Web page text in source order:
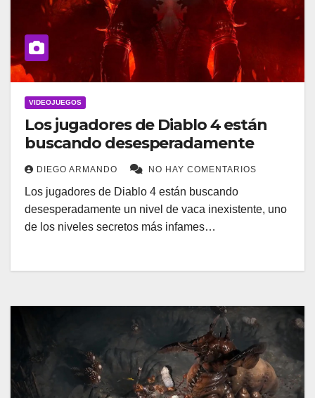
VIDEOJUEGOS
Los jugadores de Diablo 4 están
buscando desesperadamente
DIEGO ARMANDO NO HAY COMENTARIOS
Los jugadores de Diablo 4 están buscando
desesperadamente un nivel de vaca inexistente, uno
de los niveles secretos más infames…